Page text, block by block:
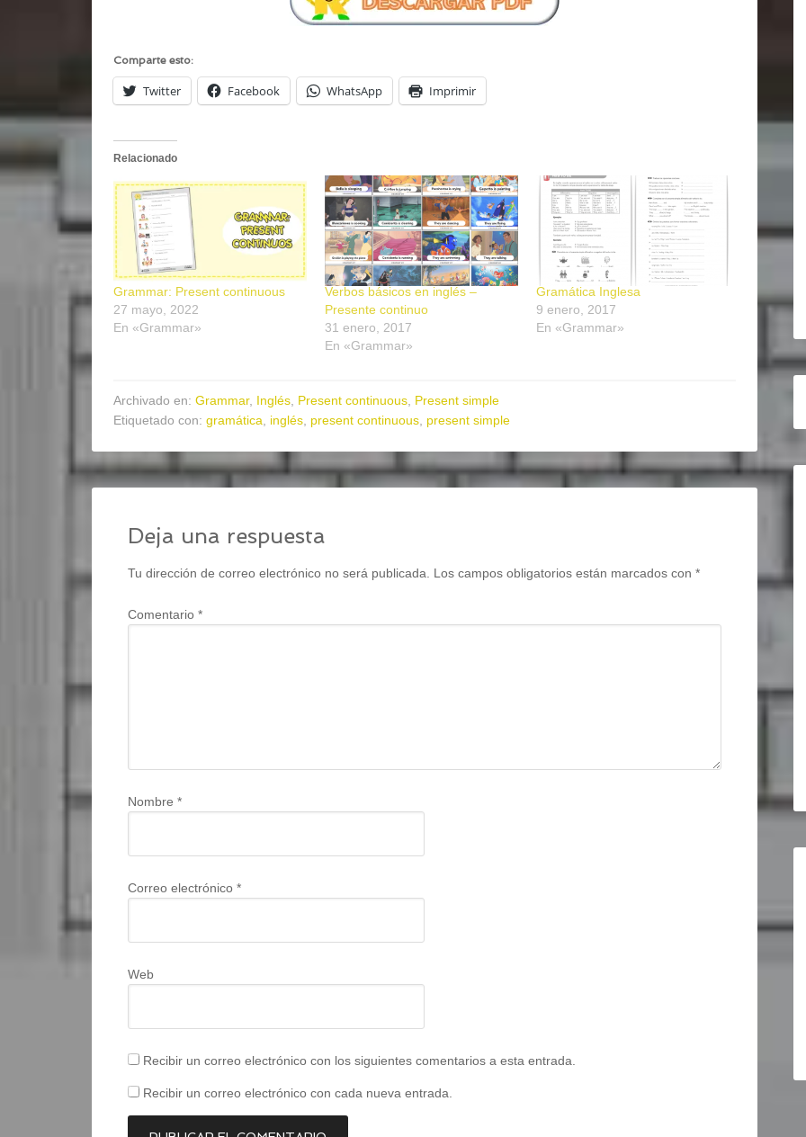
Comparte esto:
Twitter Facebook WhatsApp Imprimir
Relacionado
Grammar: Present continuous
27 mayo, 2022
En «Grammar»
Verbos básicos en inglés –
Presente continuo
31 enero, 2017
En «Grammar»
Gramática Inglesa
9 enero, 2017
En «Grammar»
Archivado en: Grammar, Inglés Present continuous Present simple
Etiquetado con: gramática inglés present continuous present simple
Deja una respuesta
Tu dirección de correo electrónico no será publicada. Los campos obligatorios están marcados con *
Comentario *
Nombre *
Correo electrónico *
Web
Recibir un correo electrónico con los siguientes comentarios a esta entrada.
Recibir un correo electrónico con cada nueva entrada.